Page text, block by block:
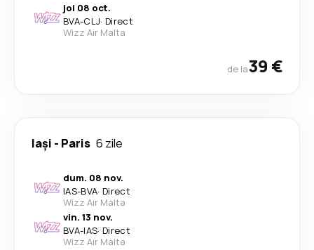
joi 08 oct.
BVA-CLJ· Direct
Wizz Air Malta
de la39 €
Iași - Paris 6 zile
dum. 08 nov.
IAS-BVA· Direct
Wizz Air Malta
vin. 13 nov.
BVA-IAS· Direct
Wizz Air Malta